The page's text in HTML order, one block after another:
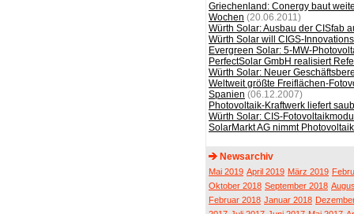
Griechenland: Conergy baut
Wochen (20.06.2011)
Würth Solar: Ausbau der CISfab
Würth Solar will CIGS-
Evergreen Solar: 5-MW-
PerfectSolar GmbH realisiert
Würth Solar: Neuer
Weltweit größte Freiflächen-
Spanien (06.12.2007)
Photovoltaik-Kraftwerk liefert
Würth Solar: CIS-
SolarMarkt AG nimmt
Newsarchiv
Mai 2019 April 2019 März 2019
Oktober 2018 September 2018
Februar 2018 Januar 2018